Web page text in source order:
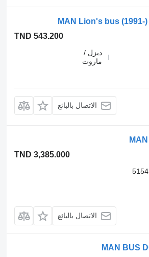
TND 543.200
ديزل /
مازوت
الاتصال بالبائع
TND 3,385.000
الاتصال بالبائع